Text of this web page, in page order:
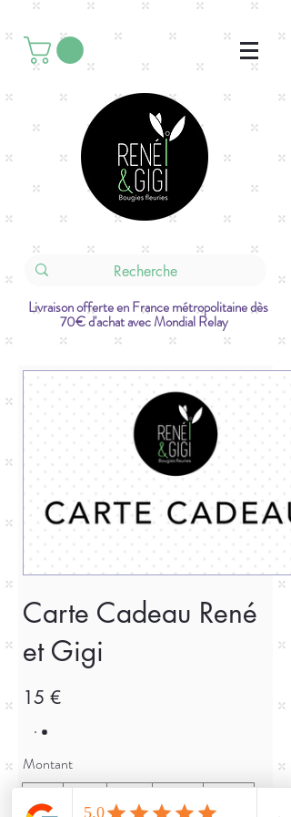
Livraison offerte en France métropolitaine dès
70€ d'achat avec Mondial Relay
Carte Cadeau René
et Gigi
15 €
Montant
15 €
50 € 100 €